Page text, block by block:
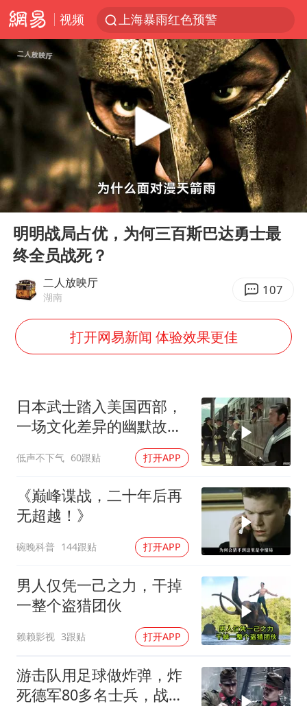
视频
上海暴雨红色预警
上海：5号线16号线浦江线全线停运
《披荆斩棘2026》阵容官宣
白海豚北上或致京津冀暴雨
上海有出现龙卷潜势
王艺迪无缘横滨赛决赛
上门女婿出轨女邻居多年被判重婚罪
女子发现前夫婚内与第三者育子
以军士兵把枪口对准中国记者
2025年小学教师减少13.19万
上海大部迎大暴雨
笔试第一被劝弃考涉事副校长被撤职
奋力开创中国式现代化建设新局面
Play
06:17
明明战局占优，为何三百斯巴达勇士最
终全员战死？
二人放映厅
湖南 107
打开网易新闻 体验效果更佳
日本武士踏入美国西部，
一场文化差异的幽默故事
低声不下气 60跟贴 打开APP
《巅峰谍战，二十年后再
无超越！》
碗晚科普 144跟贴 打开APP
男人仅凭一己之力，干掉
一整个盗猎团伙
赖赖影视 3跟贴 打开APP
游击队用足球做炸弹，炸
死德军80多名士兵，战争